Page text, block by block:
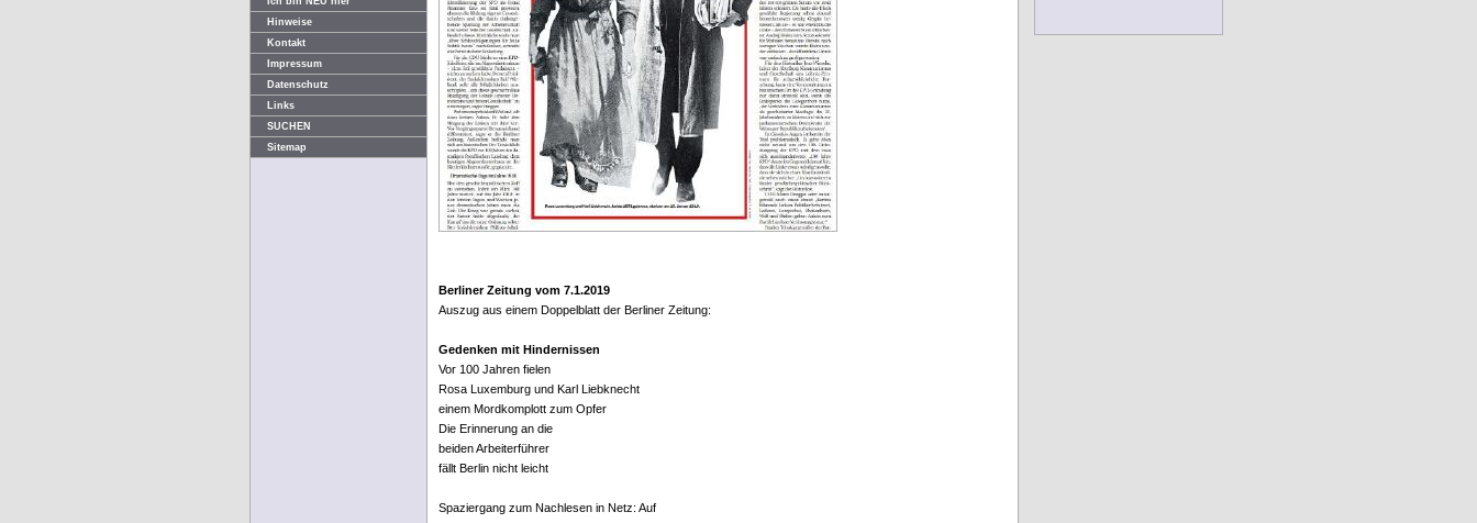
Hinweise
Kontakt
Impressum
Datenschutz
Links
SUCHEN
Sitemap
Berliner Zeitung vom 7.1.2019
Auszug aus einem Doppelblatt der Berliner Zeitung:
Gedenken mit Hindernissen
Vor 100 Jahren fielen
Rosa Luxemburg und Karl Liebknecht
einem Mordkomplott zum Opfer
Die Erinnerung an die
beiden Arbeiterführer
fällt Berlin nicht leicht
Spaziergang zum Nachlesen in Netz: Auf